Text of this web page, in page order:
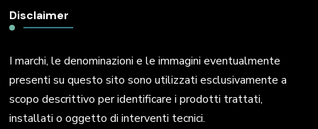
Disclaimer
I marchi, le denominazioni e le immagini eventualmente
presenti su questo sito sono utilizzati esclusivamente a
scopo descrittivo per identificare i prodotti trattati,
installati o oggetto di interventi tecnici.